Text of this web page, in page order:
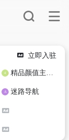
立即入驻
精品颜值主播定制
迷路导航